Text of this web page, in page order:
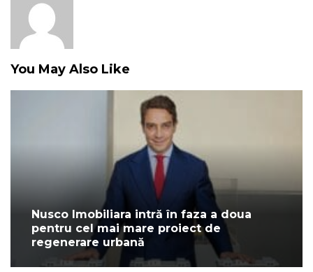
You May Also Like
Nusco Imobiliara intră în faza a doua
pentru cel mai mare proiect de
regenerare urbană